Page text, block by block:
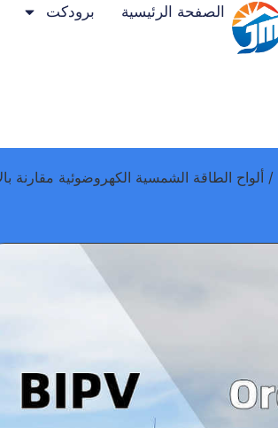
الصفحة الرئيسية برودكت
/ ألواح الطاقة الشمسية الكهروضوئية مقارنة